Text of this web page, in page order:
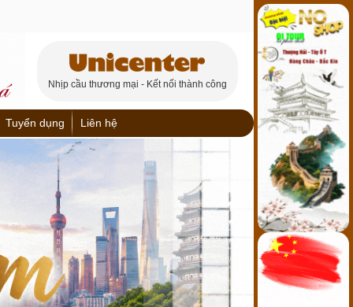
Nhịp cầu thương mại - Kết nối thành công
Khánh
Tuyển dụng Liên hệ